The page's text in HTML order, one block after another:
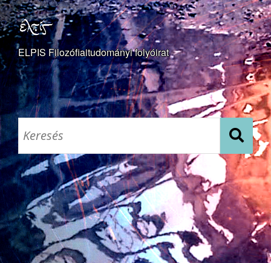
ELPIS Filozófiaitudományi folyóirat